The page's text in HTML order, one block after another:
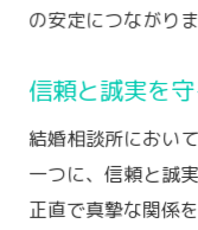
の安定につながりま
信頼と誠実を
結婚相談所におい
一つに、信頼と誠
正直で真摯な関係